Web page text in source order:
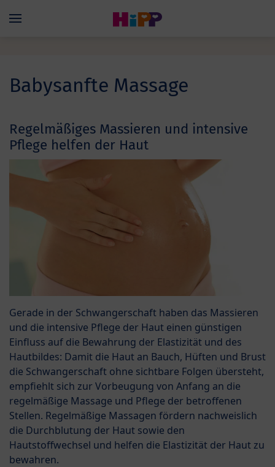
Menü
Babysanfte Massage
Regelmäßiges Massieren und intensive
Pflege helfen der Haut
Gerade in der Schwangerschaft haben das Massieren
und die intensive Pflege der Haut einen günstigen
Einfluss auf die Bewahrung der Elastizität und des
Hautbildes: Damit die Haut an Bauch, Hüften und Brust
die Schwangerschaft ohne sichtbare Folgen übersteht,
empfiehlt sich zur Vorbeugung von Anfang an die
regelmäßige Massage und Pflege der betroffenen
Stellen. Regelmäßige Massagen fördern nachweislich
die Durchblutung der Haut sowie den
Hautstoffwechsel und helfen die Elastizität der Haut zu
bewahren.